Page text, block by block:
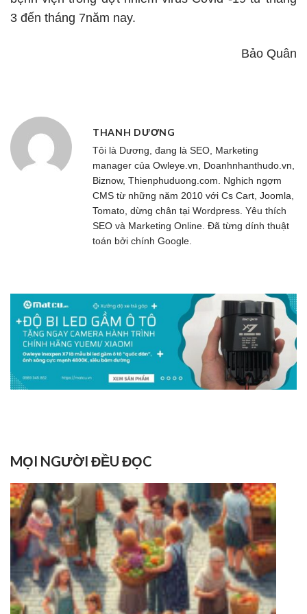
3 đến tháng 7năm nay.
Bảo Quân
THANH DƯƠNG
Tôi là Dương, đang là SEO, Marketing
manager của Owleye.vn, Doanhnhanthudo.vn,
Biznow, Thienphuduong.com. Nghịch ngợm
CMS từ những năm 2010 với Cs Cart, Joomla,
Tomato, dừng chân tại Wordpress. Yêu thích
SEO và Marketing Online. Đã từng dính thuật
toán bởi chính Google.
MỌI NGƯỜI ĐỀU ĐỌC